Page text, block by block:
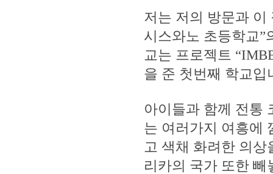
저는 저의 방문과 이
시스와노 초등학교”
교는 프로젝트
을 준 첫번째 학교입
아이들과 함께 전통
는 여러가지 여흥에
고 색채 화려한 의
리카의 국가 또한